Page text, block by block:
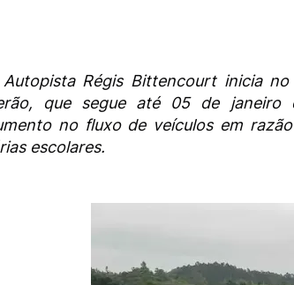
Régis Bittencourt inicia
que segue até 05 de janeiro
no fluxo de veículos em
escolares.